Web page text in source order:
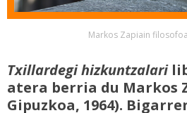
Markos Zapiain filosofoa.
Txillardegi hizkuntzalari
atera berria du Markos
Gipuzkoa, 1964).